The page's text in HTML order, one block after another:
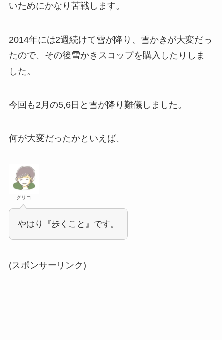
いためにかなり苦戦します。
2014年には2週続けて雪が降り、雪かきが大変だっ
たので、その後雪かきスコップを購入したりしま
した。
今回も2月の5,6日と雪が降り難儀しました。
何が大変だったかといえば、
グリコ
やはり『歩くこと』です。
(スポンサーリンク)